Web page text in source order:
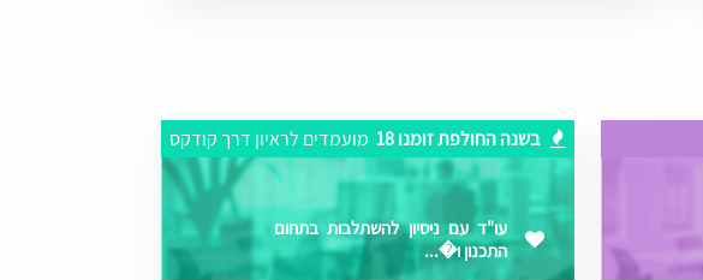
בשנה החולפת זומנו 18 מועמדים לראיון דרך קודקס
עו"ד עם ניסיון להשתלבות בתחום
התכנון ו�...